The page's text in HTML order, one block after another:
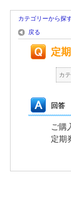
カテゴリーから探
戻る
定
カ
回答
ご購
定期